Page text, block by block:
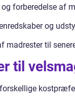
forberedelse af
og
madrester til
til